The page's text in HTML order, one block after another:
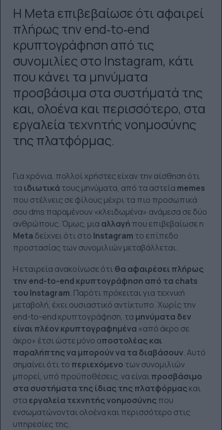
Η Meta επιβεβαίωσε ότι αφαιρεί
πλήρως την end‑to‑end
κρυπτογράφηση από τις
συνομιλίες στο Instagram, κάτι
που κάνει τα μηνύματα
προσβάσιμα στα συστήματά της
και, ολοένα και περισσότερο, στα
εργαλεία τεχνητής νοημοσύνης
της πλατφόρμας.
Για χρόνια, πολλοί χρήστες είχαν την αίσθηση ότι
τα ιδιωτικά τους μηνύματα, από τα αστεία memes
που στέλνεις σε φίλους μέχρι τα πιο προσωπικά
σου dms παραμένουν «κλειδωμένα» ανάμεσα σε δύο
ανθρώπους. Όμως, μια αλλαγή που επιβεβαίωσε η
Meta δείχνει ότι στο Instagram το επίπεδο
προστασίας των συνομιλιών μεταβάλλεται.
Η εταιρεία ανακοίνωσε ότιθα αφαιρέσει πλήρως
την end-to-end κρυπτογράφηση από τα chats
του Instagram. Παρότι πρόκειται για τεχνική
μεταβολή, έχει ουσιαστικό αντίκτυπο. Χωρίς την
end-to-end κρυπτογράφηση, τα μηνύματα δεν
είναι πλέον κρυπτογραφημένα «από άκρο σε
άκρο» έτσι ώστε μόνο αποστολέας και
παραλήπτης να μπορούν να τα διαβάσουν. Αυτό
σημαίνει ότι το περιεχόμενο των συνομιλιών
μπορεί, υπό προϋποθέσεις, να είναιπροσβάσιμο
στα συστήματα της ίδιας της πλατφόρμας και
στα εργαλεία τεχνητής νοημοσύνης που
ενσωματώνονται ολοένα και περισσότερο στις
υπηρεσίες της.